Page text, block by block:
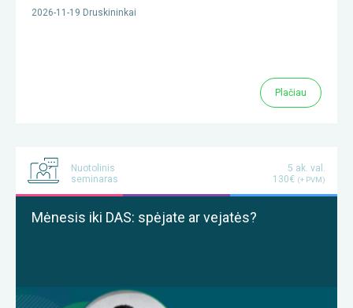
2026-11-19 Druskininkai
Plačiau
Nuotolinis
seminaras
5 ak. val.
130€ (+ PVM)
Mėnesis iki DAS: spėjate ar vejatės?